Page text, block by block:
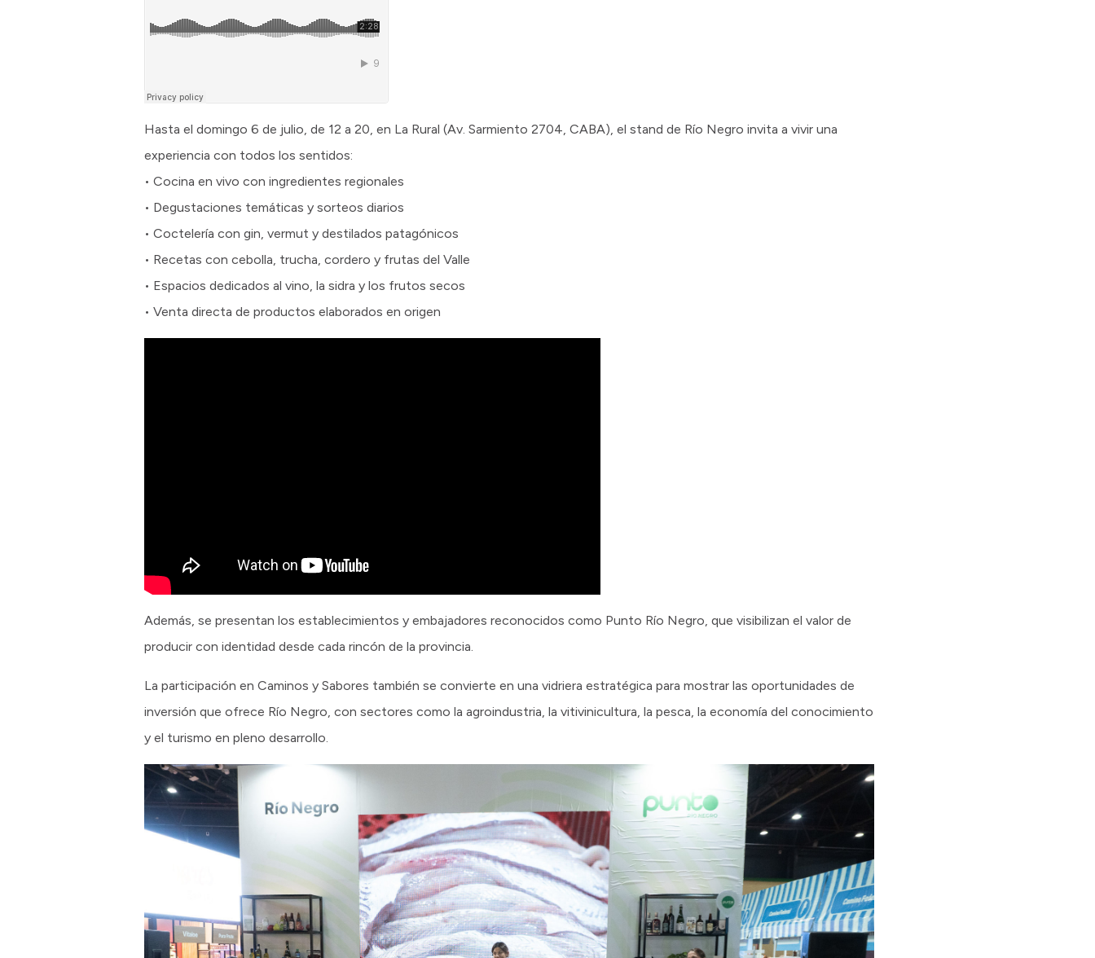
Hasta el domingo 6 de julio, de 12 a 20, en La Rural (Av. Sarmiento 2704, CABA), el stand de Río Negro invita a vivir una
experiencia con todos los sentidos:
• Cocina en vivo con ingredientes regionales
• Degustaciones temáticas y sorteos diarios
• Coctelería con gin, vermut y destilados patagónicos
• Recetas con cebolla, trucha, cordero y frutas del Valle
• Espacios dedicados al vino, la sidra y los frutos secos
• Venta directa de productos elaborados en origen
Además, se presentan los establecimientos y embajadores reconocidos como Punto Río Negro, que visibilizan el valor de
producir con identidad desde cada rincón de la provincia.
La participación en Caminos y Sabores también se convierte en una vidriera estratégica para mostrar las oportunidades de
inversión que ofrece Río Negro, con sectores como la agroindustria, la vitivinicultura, la pesca, la economía del conocimiento
y el turismo en pleno desarrollo.